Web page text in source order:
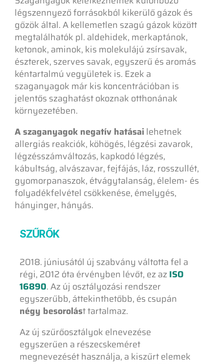
légszennyező forrásokból kikerülő gázok és
gőzök által. A kellemetlen szagú gázok között
megtalálhatók pl. aldehidek, merkaptánok,
ketonok, aminok, kis molekulájú zsírsavak,
észterek, szerves savak, egyszerű és aromás
kéntartalmú vegyületek is. Ezek a
szaganyagok már kis koncentrációban is
jelentős szaghatást okoznak otthonának
környezetében.
A szaganyagok negatív hatásai lehetnek
allergiás reakciók, köhögés, légzési zavarok,
légzésszámváltozás, kapkodó légzés,
kábultság, alvászavar, fejfájás, láz, rosszullét,
gyomorpanaszok, étvágytalanság, élelem- és
folyadékfelvétel csökkenése, émelygés,
hányinger, hányás.
SZŰRŐK
2018. júniusától új szabvány váltotta fel a
régi, 2012 óta érvényben lévőt, ez azISO
16890. Az új osztályozási rendszer
egyszerűbb, áttekinthetőbb, és csupán
négy besorolást tartalmaz.
Az új szűrőosztályok elnevezése
egyszerűen a részecskeméret
megnevezését használja, a kiszűrt elemek